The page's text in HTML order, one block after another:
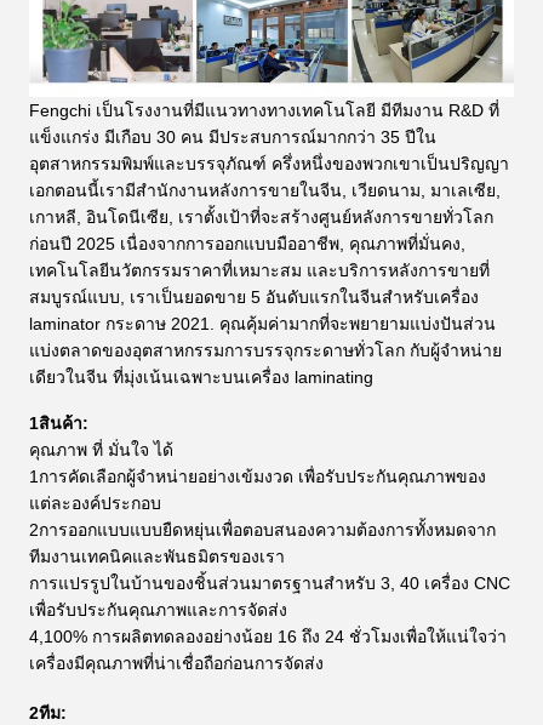
Fengchi เป็นโรงงานที่มีแนวทางทางเทคโนโลยี มีทีมงาน R&D ที่
แข็งแกร่ง มีเกือบ 30 คน มีประสบการณ์มากกว่า 35 ปีใน
อุตสาหกรรมพิมพ์และบรรจุภัณฑ์ ครึ่งหนึ่งของพวกเขาเป็นปริญญา
เอกตอนนี้เรามีสํานักงานหลังการขายในจีน, เวียดนาม, มาเลเซีย,
เกาหลี, อินโดนีเซีย, เราตั้งเป้าที่จะสร้างศูนย์หลังการขายทั่วโลก
ก่อนปี 2025 เนื่องจากการออกแบบมืออาชีพ, คุณภาพที่มั่นคง,
เทคโนโลยีนวัตกรรมราคาที่เหมาะสม และบริการหลังการขายที่
สมบูรณ์แบบ, เราเป็นยอดขาย 5 อันดับแรกในจีนสําหรับเครื่อง
laminator กระดาษ 2021. คุณคุ้มค่ามากที่จะพยายามแบ่งปันส่วน
แบ่งตลาดของอุตสาหกรรมการบรรจุกระดาษทั่วโลก กับผู้จําหน่าย
เดียวในจีน ที่มุ่งเน้นเฉพาะบนเครื่อง laminating
1สินค้า:
คุณภาพ ที่ มั่นใจ ได้
1การคัดเลือกผู้จําหน่ายอย่างเข้มงวด เพื่อรับประกันคุณภาพของ
แต่ละองค์ประกอบ
2การออกแบบแบบยืดหยุ่นเพื่อตอบสนองความต้องการทั้งหมดจาก
ทีมงานเทคนิคและพันธมิตรของเรา
การแปรรูปในบ้านของชิ้นส่วนมาตรฐานสําหรับ 3, 40 เครื่อง CNC
เพื่อรับประกันคุณภาพและการจัดส่ง
4,100% การผลิตทดลองอย่างน้อย 16 ถึง 24 ชั่วโมงเพื่อให้แน่ใจว่า
เครื่องมีคุณภาพที่น่าเชื่อถือก่อนการจัดส่ง
2ทีม: